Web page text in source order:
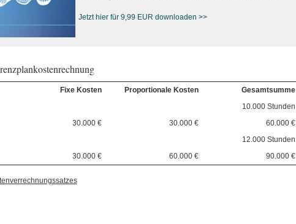
Jetzt hier für 9,99 EUR downloaden >>
Fixe Kosten Proportionale Kosten
Gesamtsumme
10.000 Stunden
30.000 € 30.000 €
60.000 €
12.000 Stunden
30.000 € 60.000 € 90.000 €